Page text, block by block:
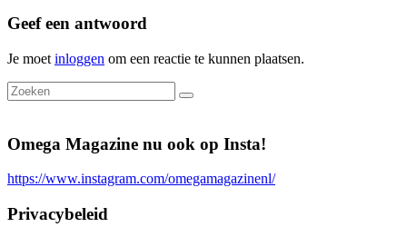
Geef een antwoord
Je moet inloggen om een reactie te kunnen plaatsen.
Omega Magazine nu ook op Insta!
https://www.instagram.com/omegamagazinenl/
Privacybeleid